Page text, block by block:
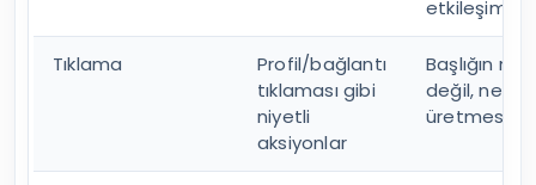
etkileşimler
Tıklama
Profil/bağlantı
tıklaması gibi
niyetli
aksiyonlar
Başlığın
değil, netlik
üretmesi